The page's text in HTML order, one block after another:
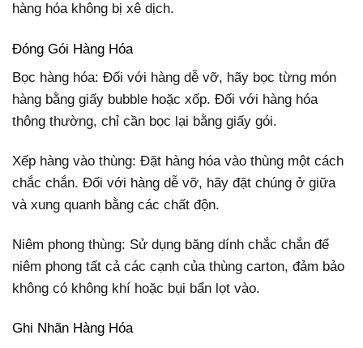
hàng hóa không bị xê dịch.
Đóng Gói Hàng Hóa
Bọc hàng hóa: Đối với hàng dễ vỡ, hãy bọc từng món
hàng bằng giấy bubble hoặc xốp. Đối với hàng hóa
thông thường, chỉ cần bọc lại bằng giấy gói.
Xếp hàng vào thùng: Đặt hàng hóa vào thùng một cách
chắc chắn. Đối với hàng dễ vỡ, hãy đặt chúng ở giữa
và xung quanh bằng các chất độn.
Niêm phong thùng: Sử dụng băng dính chắc chắn để
niêm phong tất cả các cạnh của thùng carton, đảm bảo
không có không khí hoặc bụi bẩn lọt vào.
Ghi Nhãn Hàng Hóa